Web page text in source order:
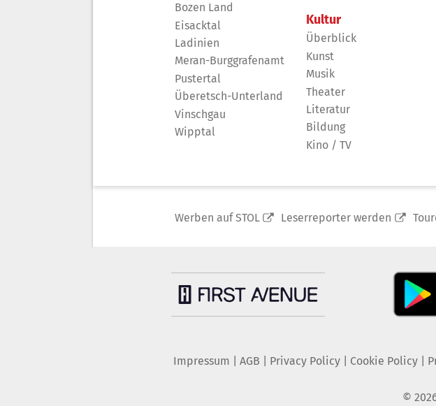
Bozen Land
Eisacktal
Ladinien
Meran-Burggrafenamt
Pustertal
Überetsch-Unterland
Vinschgau
Wipptal
Kultur
Überblick
Kunst
Musik
Theater
Literatur
Bildung
Kino / TV
Werben auf STOL Leserreporter werden
Impressum AGB Privacy Policy| Cookie Policy|
©